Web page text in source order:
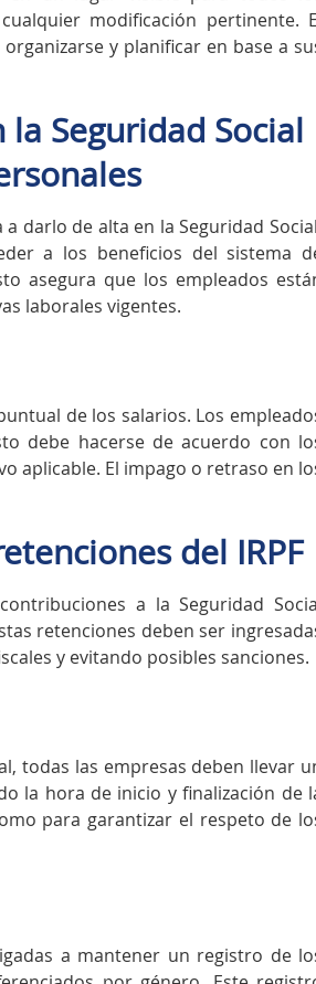
modificación pertinente.
y planificar en base a
Seguridad Social
darlo de alta en la Seguridad
a los beneficios del sistema
asegura que los empleados
laborales vigentes.
de los salarios. Los
debe hacerse de acuerdo con
aplicable. El impago o retraso en
del IRPF
a la Seguridad
retenciones deben ser
y evitando posibles sanciones.
todas las empresas deben llevar
la hora de inicio y finalización de
para garantizar el respeto de
a mantener un registro de